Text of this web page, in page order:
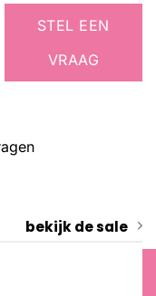
STEL EEN
VRAAG
bekijk de sale